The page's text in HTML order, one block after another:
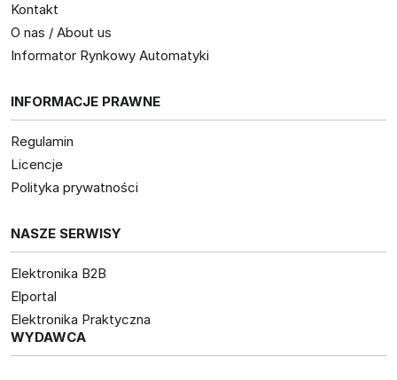
Kontakt
O nas / About us
Informator Rynkowy Automatyki
INFORMACJE PRAWNE
Regulamin
Licencje
Polityka prywatności
NASZE SERWISY
Elektronika B2B
Elportal
Elektronika Praktyczna
WYDAWCA